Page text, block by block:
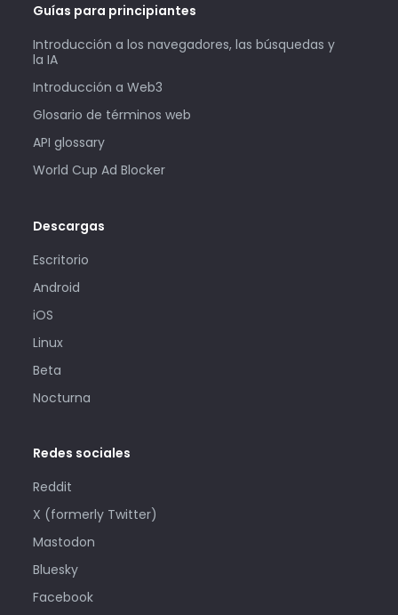
Guías para principiantes
Introducción a los navegadores, las búsquedas y
la IA
Introducción a Web3
Glosario de términos web
API glossary
World Cup Ad Blocker
Descargas
Escritorio
Android
iOS
Linux
Beta
Nocturna
Redes sociales
Reddit
X (formerly Twitter)
Mastodon
Bluesky
Facebook